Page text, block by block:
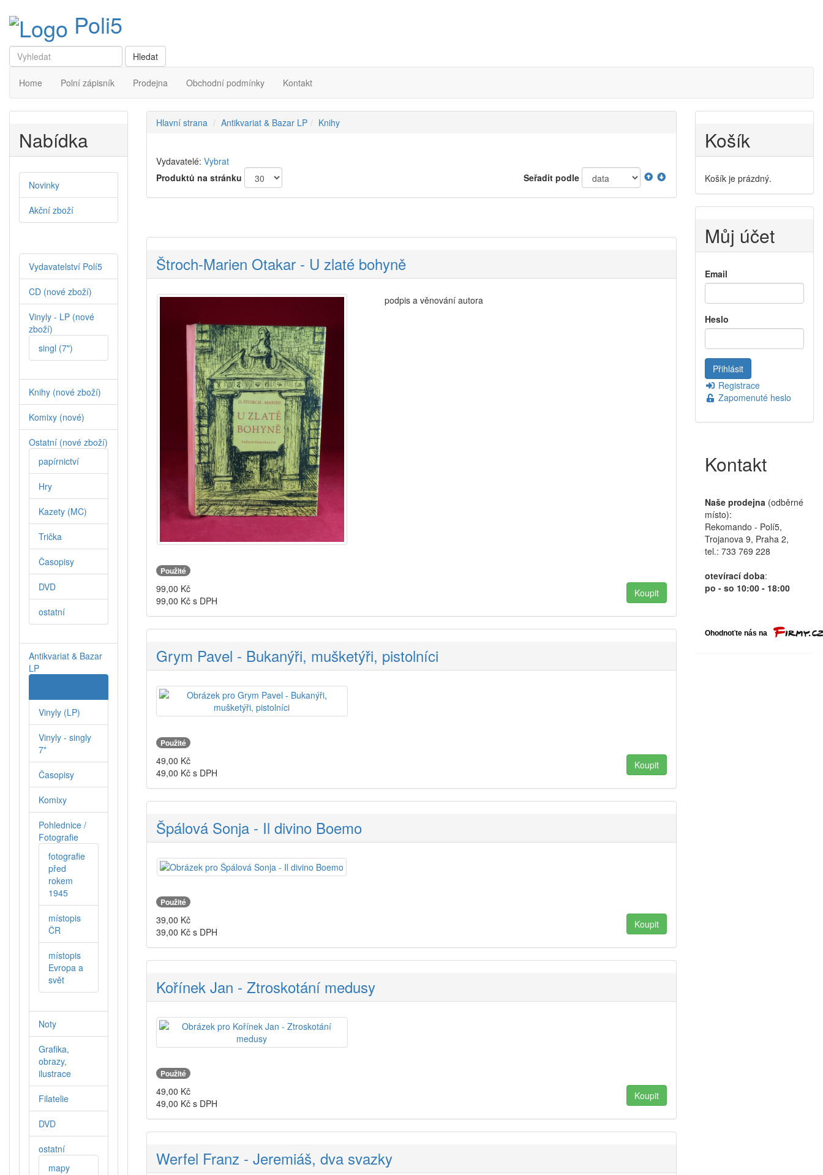
Poli5
Home Polní zápisník Prodejna Obchodní podmínky Kontakt
Hlavní strana Antikvariat & Bazar LP Knihy
Vydavatelé: Vybrat
Produktů na stránku
Seřadit podle
Štroch-Marien Otakar - U zlaté bohyně
podpis a věnování autora
Použité
99,00 Kč
99,00 Kč s DPH
Grym Pavel - Bukanýři, mušketýři, pistolníci
Použité
49,00 Kč
49,00 Kč s DPH
Špálová Sonja - Il divino Boemo
Použité
39,00 Kč
39,00 Kč s DPH
Kořínek Jan - Ztroskotání medusy
Použité
49,00 Kč
49,00 Kč s DPH
Werfel Franz - Jeremiáš, dva svazky
Nabídka
Novinky
Akční zboží
Vydavatelství Polí5
CD (nové zboží)
Vinyly - LP (nové
zboží)
singl (7")
Knihy (nové zboží)
Komixy (nové)
Ostatní (nové zboží)
papírnictví
Hry
Kazety (MC)
Trička
Časopisy
DVD
ostatní
Antikvariat & Bazar
LP
Vinyly (LP)
Vinyly - singly
7"
Časopisy
Komixy
Pohlednice /
Fotografie
fotografie
před
rokem
1945
místopis
ČR
místopis
Evropa a
svět
Noty
Grafika,
obrazy,
ilustrace
Filatelie
DVD
ostatní
mapy
Košík
Košík je prázdný.
Můj účet
Email
Heslo
Registrace
Zapomenuté heslo
Kontakt
Naše prodejna (odběrné
místo):
Rekomando - Polí5,
Trojanova 9, Praha 2,
tel.: 733 769 228
otevírací doba:
po - so 10:00 - 18:00